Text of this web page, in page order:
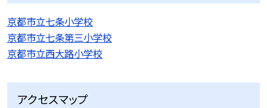
京都市立七条小学校
京都市立七条第三小学校
京都市立西大路小学校
アクセスマップ